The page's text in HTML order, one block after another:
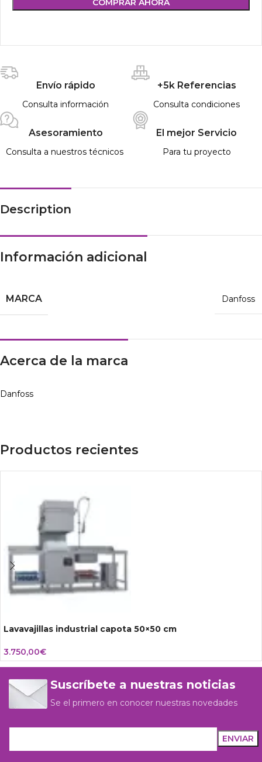
COMPRAR AHORA
Envío rápido
Consulta información
+5k Referencias
Consulta condiciones
Asesoramiento
Consulta a nuestros técnicos
El mejor Servicio
Para tu proyecto
Description
Información adicional
MARCA Danfoss
Acerca de la marca
Danfoss
Productos recientes
Lavavajillas industrial capota 50×50 cm
3.750,00€
Suscríbete a nuestras noticias
Se el primero en conocer nuestras novedades